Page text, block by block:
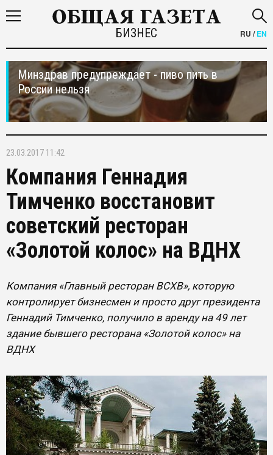
БИЗНЕС RU /EN
Минздрав предупреждает - пиво пить в
России нельзя
23.03.2017 11:42
Компания Геннадия
Тимченко восстановит
советский ресторан
«Золотой колос» на ВДНХ
Компания «Главный ресторан ВСХВ», которую
контролирует бизнесмен и просто друг президента
Геннадий Тимченко, получило в аренду на 49 лет
здание бывшего ресторана «Золотой колос» на
ВДНХ